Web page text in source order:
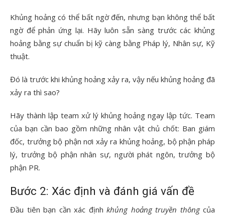
Khủng hoảng có thể bất ngờ đến, nhưng bạn không thể bất
ngờ để phản ứng lại. Hãy luôn sẵn sàng trước các khủng
hoảng bằng sự chuẩn bị kỹ càng bằng Pháp lý, Nhân sự, Kỹ
thuật.
Đó là trước khi khủng hoảng xảy ra, vậy nếu khủng hoảng đã
xảy ra thì sao?
Hãy thành lập team xử lý khủng hoảng ngay lập tức. Team
của bạn cần bao gồm những nhân vật chủ chốt: Ban giám
đốc, trưởng bộ phận nơi xảy ra khủng hoảng, bộ phận pháp
lý, trưởng bộ phận nhân sự, người phát ngôn, trưởng bộ
phận PR.
Bước 2: Xác định và đánh giá vấn đề
Đầu tiên bạn cần xác định khủng hoảng truyền thôngcủa